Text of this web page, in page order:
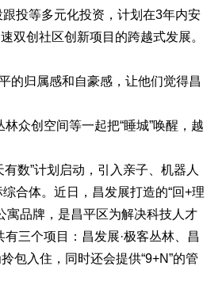
投等多元化投资，计划在3年内安
双创社区创新项目的跨越式发展。
的归属感和自豪感，让他们觉得昌
众创空间等一起把“睡城”唤醒，越
数”计划启动，引入亲子、机器人
合体。近日，昌发展打造的“回+理
寓品牌，是昌平区为解决科技人才
三个项目：昌发展·极客丛林、昌
包入住，同时还会提供“9+N”的管